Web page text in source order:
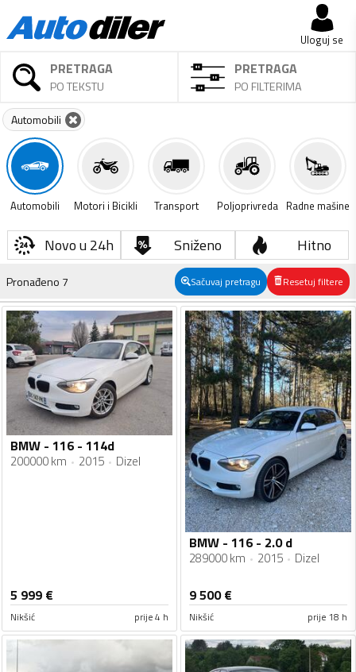
Uloguj se
PRETRAGA
PO TEKSTU
PRETRAGA
PO FILTERIMA
Automobili
Automobili Motori i Bicikli Transport Poljoprivreda Radne mašine
Novo u 24h Sniženo Hitno
Pronađeno 7 Sačuvaj pretragu Resetuj filtere
BMW - 116 - 114d
200000 km 2015 Dizel
5 999 €
Nikšić prije 4 h
BMW - 116 - 2.0 d
289000 km 2015 Dizel
9 500€
Nikšić prije 18 h